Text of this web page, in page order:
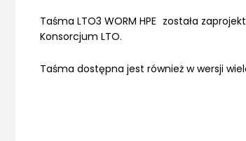
Taśma LTO3 WORM HPE została
Konsorcjum LTO.
Taśma dostępna jest również w wersji